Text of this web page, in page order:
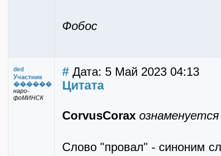
Фобос
ded
Участник
������
наро-
фоМИНСК
# Дата: 5 Май 2023 04:13
Цитата
CorvusCorax
Слово "провал" - синоним